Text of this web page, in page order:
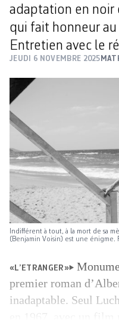
adaptation en noir
qui fait honneur
Entretien avec le
JEUDI 6 NOVEMBRE 2025
Indifférent à tout, à la mort de sa
(Benjamin Voisin) est une énigme.
«L’ETRANGER»
premier roman
inadaptable. Seul